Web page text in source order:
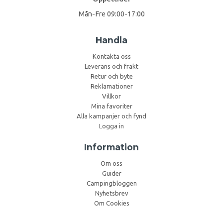
Mån-Fre 09:00-17:00
Handla
Kontakta oss
Leverans och frakt
Retur och byte
Reklamationer
Villkor
Mina favoriter
Alla kampanjer och fynd
Logga in
Information
Om oss
Guider
Campingbloggen
Nyhetsbrev
Om Cookies